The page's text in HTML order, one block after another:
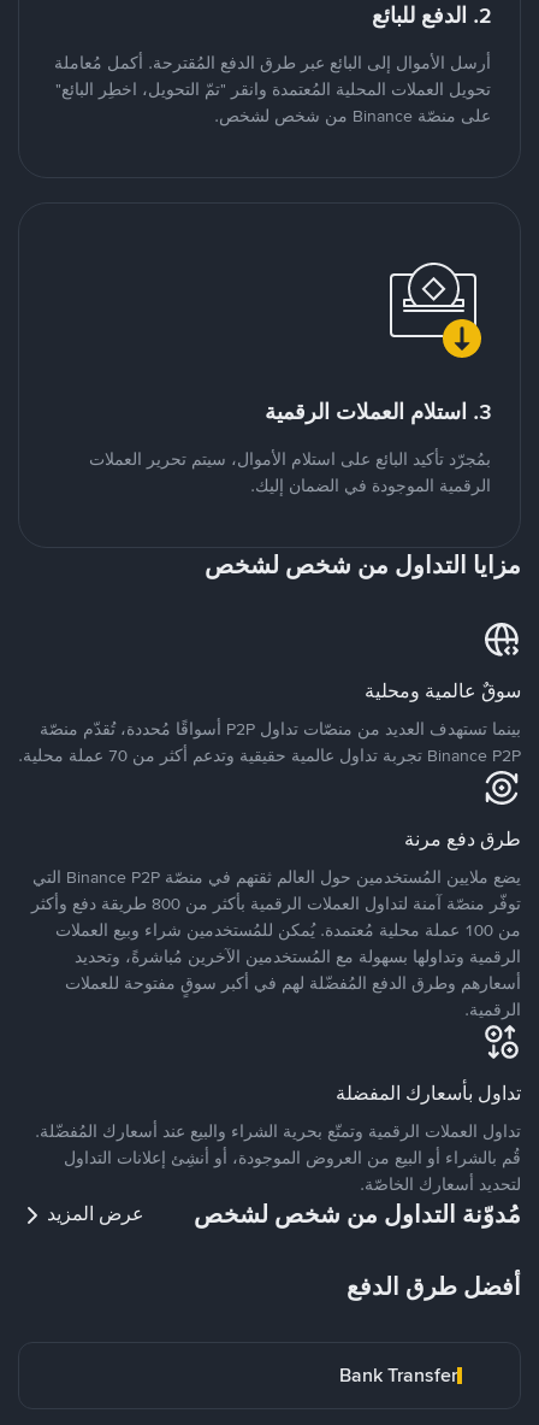
2. الدفع للبائع
أرسل الأموال إلى البائع عبر طرق الدفع المُقترحة. أكمل مُعاملة
تحويل العملات المحلية المُعتمدة وانقر "تمّ التحويل، اخطِر البائع"
على منصّة Binance من شخص لشخص.
3. استلام العملات الرقمية
بمُجرّد تأكيد البائع على استلام الأموال، سيتم تحرير العملات
الرقمية الموجودة في الضمان إليك.
مزايا التداول من شخص لشخص
سوقٌ عالمية ومحلية
بينما تستهدف العديد من منصّات تداول P2P أسواقًا مُحددة، تُقدّم منصّة
Binance P2P تجربة تداول عالمية حقيقية وتدعم أكثر من 70 عملة محلية.
طرق دفع مرنة
يضع ملايين المُستخدمين حول العالم ثقتهم في منصّة Binance P2P التي
توفّر منصّة آمنة لتداول العملات الرقمية بأكثر من 800 طريقة دفع وأكثر
من 100 عملة محلية مُعتمدة. يُمكن للمُستخدمين شراء وبيع العملات
الرقمية وتداولها بسهولة مع المُستخدمين الآخرين مُباشرةً، وتحديد
أسعارهم وطرق الدفع المُفضّلة لهم في أكبر سوقٍ مفتوحة للعملات
الرقمية.
تداول بأسعارك المفضلة
تداول العملات الرقمية وتمتّع بحرية الشراء والبيع عند أسعارك المُفضّلة.
قُم بالشراء أو البيع من العروض الموجودة، أو أنشِئ إعلانات التداول
لتحديد أسعارك الخاصّة.
مُدوّنة التداول من شخص لشخص عرض المزيد
أفضل طرق الدفع
Bank Transfer